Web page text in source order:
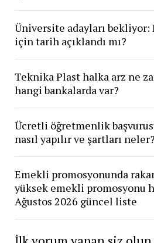
Üniversite adayları bekliyor:
için tarih açıklandı mı?
Teknika Plast halka arz ne
hangi bankalarda var?
Ücretli öğretmenlik
nasıl yapılır ve şartları neler?
Emekli promosyonunda
yüksek emekli promosyonu
Ağustos 2026 güncel liste